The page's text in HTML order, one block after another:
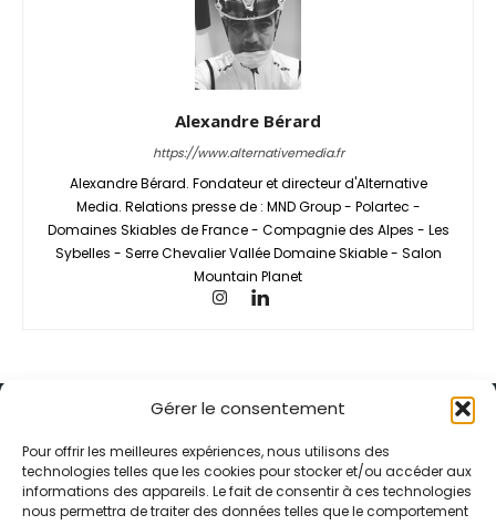
Gérer le consentement
Pour offrir les meilleures expériences, nous utilisons des
technologies telles que les cookies pour stocker et/ou accéder aux
informations des appareils. Le fait de consentir à ces technologies
nous permettra de traiter des données telles que le comportement
Alexandre Bérard
https://www.alternativemedia.fr
Alexandre Bérard. Fondateur et directeur d'Alternative
Media. Relations presse de : MND Group - Polartec -
Domaines Skiables de France - Compagnie des Alpes - Les
Sybelles - Serre Chevalier Vallée Domaine Skiable - Salon
Mountain Planet
Alternative Média est une agence de relations presse et de
relations publiques basée à Grenoble. Depuis 1995, elle conçoit et